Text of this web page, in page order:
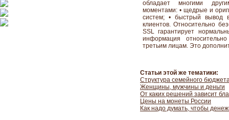
обладает многими
моментами: • щедрые и
систем; • быстрый вывод
клиентов. Относительно
SSL гарантирует
информация
третьим лицам. Это
Статьи этой же тематики:
Структура семейного
Женщины, мужчины и деньги
От каких решений зависит
Цены на монеты России
Как надо думать, чтобы